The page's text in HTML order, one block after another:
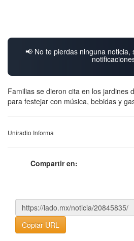
📢 No te pierdas ninguna
Familias se dieron cita en los jardines
para festejar con música, bebidas y
Uniradio Informa
Compartir en:
Copiar URL